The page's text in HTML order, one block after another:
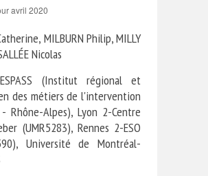
avril 2020
MILBURN Philip, MILLY
Nicolas
(Institut régional et
des métiers de l'intervention
Rhône-Alpes), Lyon 2-Centre
(UMR5283), Rennes 2-ESO
Université de Montréal-